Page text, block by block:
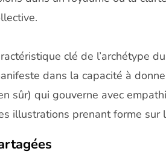
clé de l’archétype
dans la capacité à
sûr) qui gouverne avec
illustrations prenant forme sur